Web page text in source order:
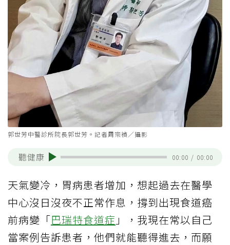
郭世芳中醫診所院長郭世芳。記者周宗禎／攝影
聽健康 00:00 / 00:00
天氣變冷，胃病患者增加，想起過去在醫學
中心沒日沒夜不正常作息，撐到出現食道癌
前病變「巴瑞特食道症 」，我現在常以自己
當案例告訴患者，他們就能聽得進去，而願